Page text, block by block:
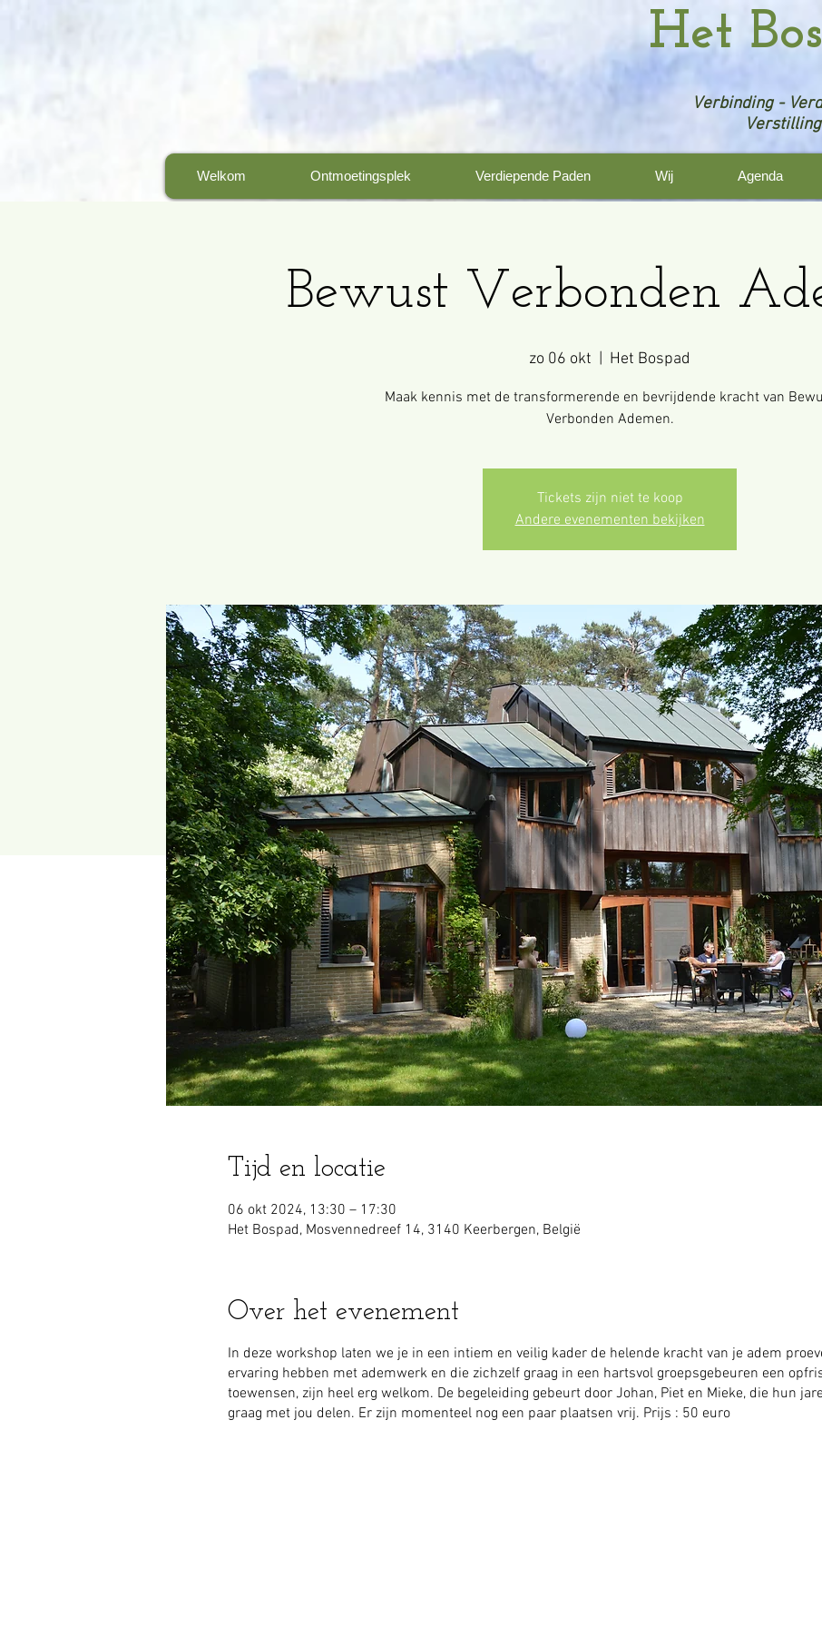
Het
Verbinding -
Verstilling
Welkom Ontmoetingsplek Verdiepende Paden Wij Agenda
Bewust Verbonden
zo 06 okt Het Bospad
Maak kennis met de transformerende en bevrijdende kracht van
Verbonden Ademen.
Tickets zijn niet te koop
Andere evenementen bekijken
Tijd en locatie
06 okt 2024, 13:30 – 17:30
Het Bospad, Mosvennedreef 14, 3140 Keerbergen, België
Over het evenement
In deze workshop laten we je in een intiem en veilig kader de helende kracht van je adem
ervaring hebben met ademwerk en die zichzelf graag in een hartsvol groepsgebeuren een
toewensen, zijn heel erg welkom. De begeleiding gebeurt door Johan, Piet en Mieke, die hun
graag met jou delen. Er zijn momenteel nog een paar plaatsen vrij. Prijs : 50 euro